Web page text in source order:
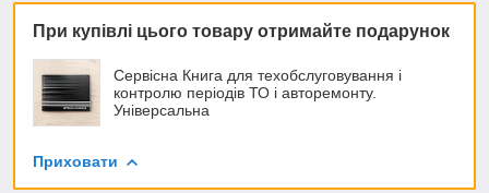
При купівлі цього товару отримайте подарунок
Сервісна Книга для техобслуговування і
контролю періодів ТО і авторемонту.
Універсальна
Приховати